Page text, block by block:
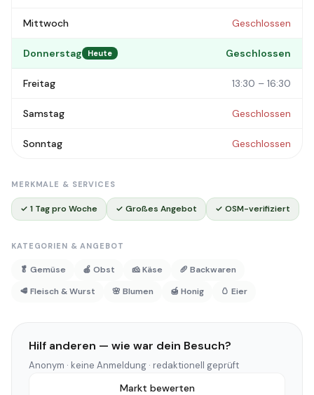
Mittwoch Geschlossen
Donnerstag Heute Geschlossen
Freitag 13:30 – 16:30
Samstag Geschlossen
Sonntag Geschlossen
MERKMALE & SERVICES
✓ 1 Tag pro Woche ✓ Großes Angebot ✓ OSM-verifiziert
KATEGORIEN & ANGEBOT
🥬 Gemüse 🍎 Obst 🧀 Käse
🥖 Backwaren
🥩 Fleisch & Wurst
🌸 Blumen 🍯 Honig 🥚 Eier
Hilf anderen — wie war dein Besuch?
Anonym · keine Anmeldung · redaktionell geprüft
Markt bewerten